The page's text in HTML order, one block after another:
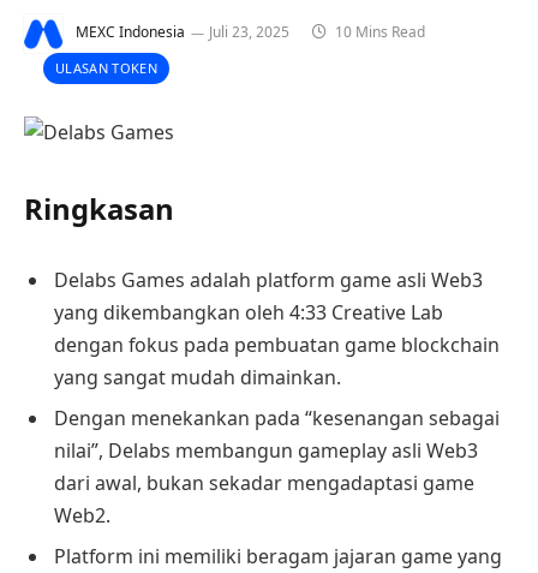
MEXC Indonesia Juli 23, 2025 10 Mins Read
ULASAN TOKEN
Ringkasan
Delabs Games adalah platform game asli Web3
yang dikembangkan oleh 4:33 Creative Lab
dengan fokus pada pembuatan game blockchain
yang sangat mudah dimainkan.
Dengan menekankan pada “kesenangan sebagai
nilai”, Delabs membangun gameplay asli Web3
dari awal, bukan sekadar mengadaptasi game
Web2.
Platform ini memiliki beragam jajaran game yang